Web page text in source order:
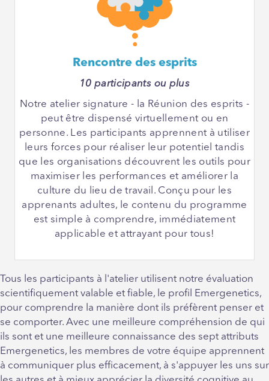
Rencontre des esprits
10 participants ou plus
Notre atelier signature - la Réunion des esprits -
peut être dispensé virtuellement ou en
personne. Les participants apprennent à utiliser
leurs forces pour réaliser leur potentiel tandis
que les organisations découvrent les outils pour
maximiser les performances et améliorer la
culture du lieu de travail. Conçu pour les
apprenants adultes, le contenu du programme
est simple à comprendre, immédiatement
applicable et attrayant pour tous!
Tous les participants à l'atelier utilisent notre évaluation
scientifiquement valable et fiable, le profil Emergenetics,
pour comprendre la manière dont ils préfèrent penser et
se comporter. Avec une meilleure compréhension de qui
ils sont et une meilleure connaissance des sept attributs
Emergenetics, les membres de votre équipe apprennent
à communiquer plus efficacement, à s'appuyer les uns sur